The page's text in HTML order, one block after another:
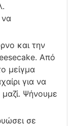
να
και την
Από
μείγμα
για να
μαζί. Ψήνουμε
σε